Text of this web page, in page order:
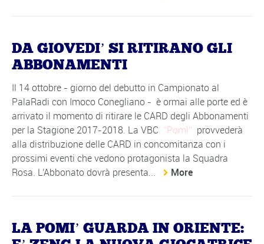
DA GIOVEDI’ SI RITIRANO GLI
ABBONAMENTI
Il 14 ottobre - giorno del debutto in Campionato al
PalaRadi con Imoco Conegliano - è ormai alle porte ed è
arrivato il momento di ritirare le CARD degli Abbonamenti
per la Stagione 2017-2018. La VBC
Pomì
provvederà
alla distribuzione delle CARD in concomitanza con i
prossimi eventi che vedono protagonista la Squadra
Rosa. L'Abbonato dovrà presenta...
More
LA POMI’ GUARDA IN ORIENTE: